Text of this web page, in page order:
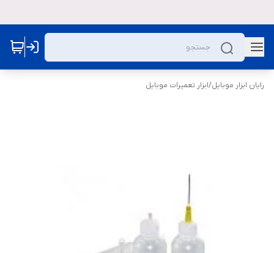
رایان ابزار موبایل/ابزار تعمیرات موبایل